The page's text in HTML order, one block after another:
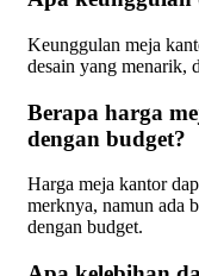
Keunggulan meja
desain yang menarik,
Berapa harga
dengan budget?
Harga meja kantor
merknya, namun ada
dengan budget.